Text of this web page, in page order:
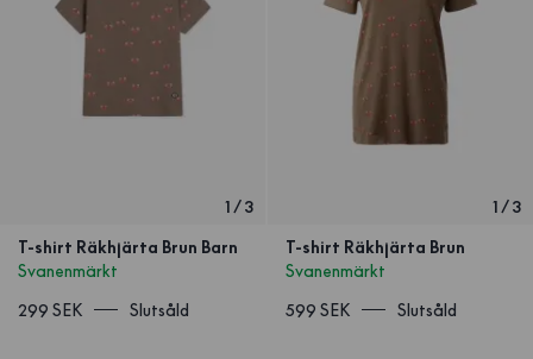
1/3
T-shirt Räkhjärta Brun Barn
Svanenmärkt
299 SEK
Slutsåld
1/3
T-shirt Räkhjärta Brun
Svanenmärkt
599 SEK
Slutsåld